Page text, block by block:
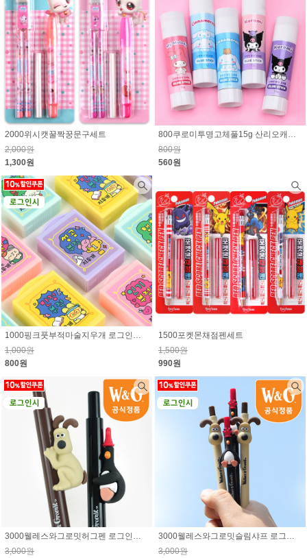
2000위시캣꿀짝꿍문구세트
2,000원
1,300원
800쿠로미투명고체풀15g 산리오캐릭터즈
800원
560원
1000핑크풋부적마술지우개 로그인시 10% 할인된 가격
1,000원
800원
1500포켓몬채점펜세트
1,500원
990원
3000웰레스와그로밋허그펜 로그인시 10% 할인된 가격
3,000원
3000웰레스와그로밋슬림샤프 로그인시 10% 할인된 가격
3,000원